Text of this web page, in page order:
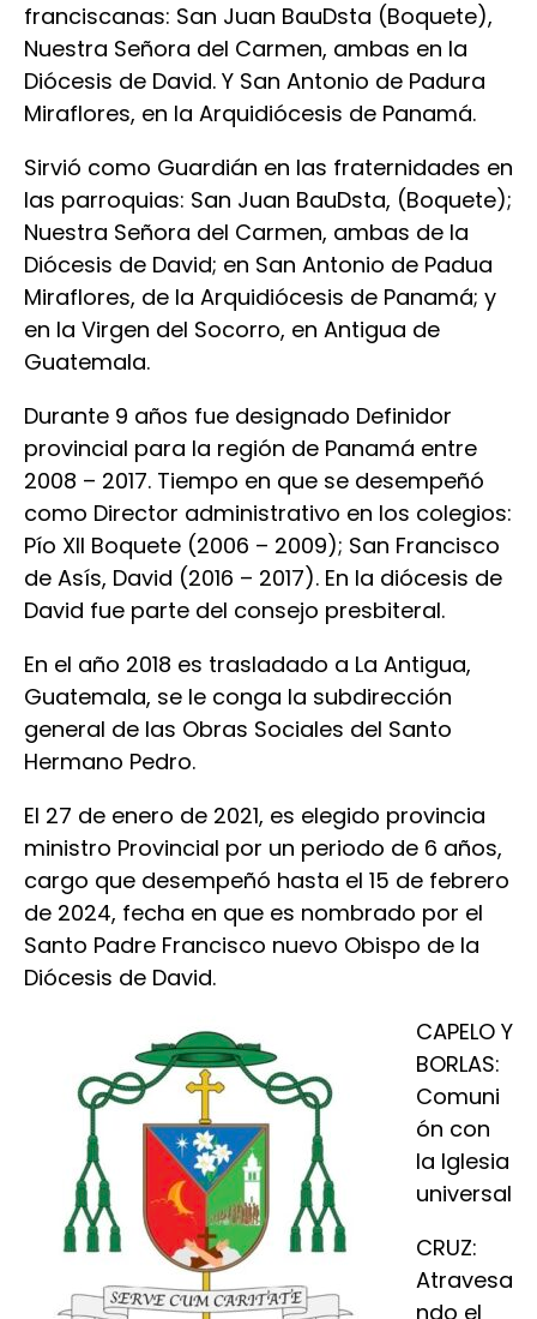
franciscanas: San Juan BauDsta (Boquete),
Nuestra Señora del Carmen, ambas en la
Diócesis de David. Y San Antonio de Padura
Miraflores, en la Arquidiócesis de Panamá.
Sirvió como Guardián en las fraternidades en
las parroquias: San Juan BauDsta, (Boquete);
Nuestra Señora del Carmen, ambas de la
Diócesis de David; en San Antonio de Padua
Miraflores, de la Arquidiócesis de Panamá; y
en la Virgen del Socorro, en Antigua de
Guatemala.
Durante 9 años fue designado Definidor
provincial para la región de Panamá entre
2008 – 2017. Tiempo en que se desempeñó
como Director administrativo en los colegios:
Pío XII Boquete (2006 – 2009); San Francisco
de Asís, David (2016 – 2017). En la diócesis de
David fue parte del consejo presbiteral.
En el año 2018 es trasladado a La Antigua,
Guatemala, se le conga la subdirección
general de las Obras Sociales del Santo
Hermano Pedro.
El 27 de enero de 2021, es elegido provincia
ministro Provincial por un periodo de 6 años,
cargo que desempeñó hasta el 15 de febrero
de 2024, fecha en que es nombrado por el
Santo Padre Francisco nuevo Obispo de la
Diócesis de David.
CAPELO Y
BORLAS:
Comuni
ón con
la Iglesia
universal
CRUZ:
Atravesa
ndo el